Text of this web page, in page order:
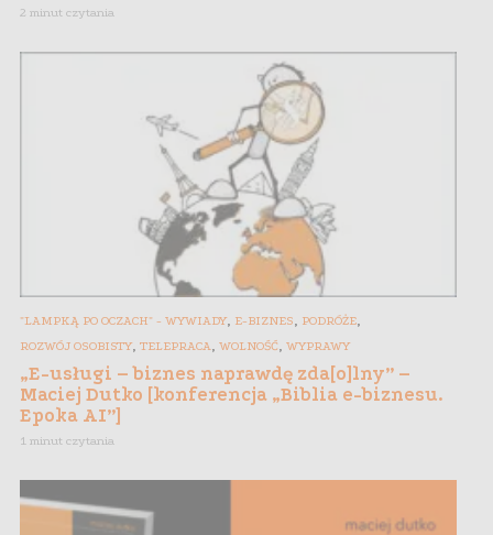
2 minut czytania
"LAMPKĄ PO OCZACH" - WYWIADY, E-BIZNES PODRÓŻE
ROZWÓJ OSOBISTY, TELEPRACA WOLNOŚĆ WYPRAWY
„E-usługi – biznes naprawdę zda[o]lny” –
Maciej Dutko [konferencja „Biblia e-biznesu.
Epoka AI”]
1 minut czytania